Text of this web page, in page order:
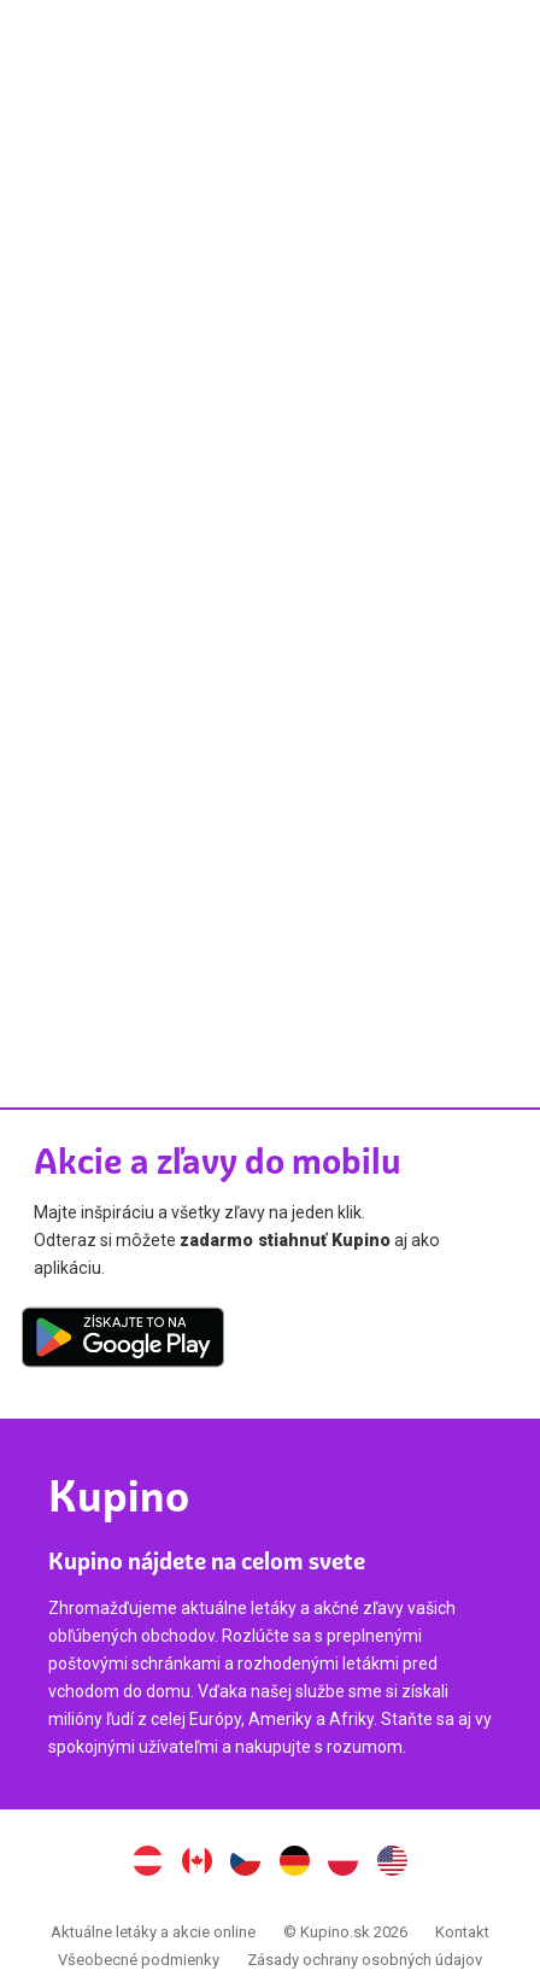
Akcie a zľavy do mobilu
Majte inšpiráciu a všetky zľavy na jeden klik.
Odteraz si môžete zadarmo stiahnuť Kupinoaj ako
aplikáciu.
Kupino
Kupino nájdete na celom svete
Zhromažďujeme aktuálne letáky a akčné zľavy vašich
obľúbených obchodov. Rozlúčte sa s preplnenými
poštovými schránkami a rozhodenými letákmi pred
vchodom do domu. Vďaka našej službe sme si získali
milióny ľudí z celej Európy, Ameriky a Afriky. Staňte sa aj vy
spokojnými užívateľmi a nakupujte s rozumom.
Aktuálne letáky a akcie online © Kupino.sk 2026
Kontakt
Všeobecné podmienky
Zásady ochrany osobných údajov